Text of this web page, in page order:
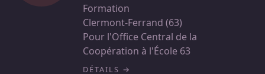
Formation
Clermont-Ferrand (63)
Pour l'Office Central de la
Coopération à l'École 63
DÉTAILS